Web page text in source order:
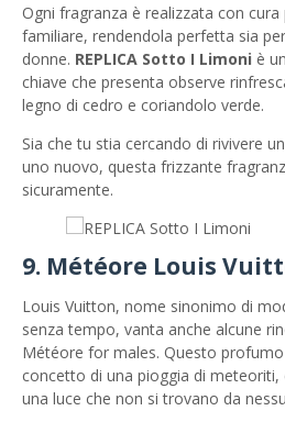
Ogni fragranza è realizzata con
familiare, rendendola perfetta sia
donne. REPLICA Sotto I Limoni è
chiave che presenta observe
legno di cedro e coriandolo verde.
Sia che tu stia cercando di rivivere
uno nuovo, questa frizzante
sicuramente.
9. Météore Louis
Louis Vuitton, nome sinonimo di
senza tempo, vanta anche alcune
Météore for males. Questo
concetto di una pioggia di meteoriti,
una luce che non si trovano da